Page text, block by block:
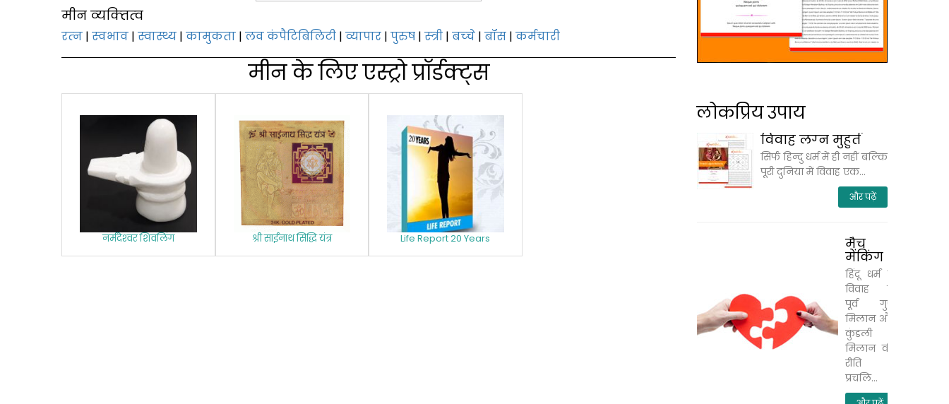
मीन व्‍यक्‍तित्‍व
रत्‍न | स्‍वभाव | स्वास्थ्य | कामुकता | लव कंपैटिबिलिटी | व्यापार | पुरुष | स्‍त्री | बच्‍चे | बॉस | कर्मचारी
मीन के लिए एस्‍ट्रो प्रॉर्डक्‍ट्स
नर्मदेश्‍वर शिवलिंग श्री साईंनाथ सिद्धि यंत्र Life Report 20 Years
लोकप्रिय उपाय
विवाह लग्‍न मुहुर्त
सिर्फ हिन्‍दु धर्म में ही नहीं बल्‍कि
पूरी दुनिया में विवाह एक...
और पढ़ें
मैच
मेंकिंग
हिंदू धर्म में
विवाह से
पूर्व गुण
मिलान और
कुंडली
मिलान की
रीति
प्रचलि...